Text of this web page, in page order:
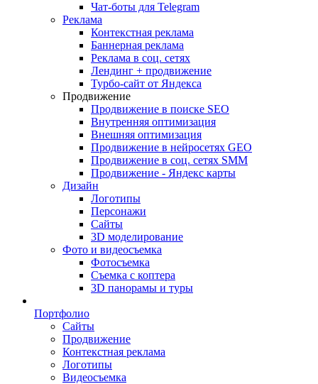
Чат-боты для Telegram
Реклама
Контекстная реклама
Баннерная реклама
Реклама в соц. сетях
Лендинг + продвижение
Турбо-сайт от Яндекса
Продвижение
Продвижение в поиске SEO
Внутренняя оптимизация
Внешняя оптимизация
Продвижение в нейросетях GEO
Продвижение в соц. сетях SMM
Продвижение - Яндекс карты
Дизайн
Логотипы
Персонажи
Сайты
3D моделирование
Фото и видеосъемка
Фотосъемка
Съемка с коптера
3D панорамы и туры
Портфолио
Сайты
Продвижение
Контекстная реклама
Логотипы
Видеосъемка